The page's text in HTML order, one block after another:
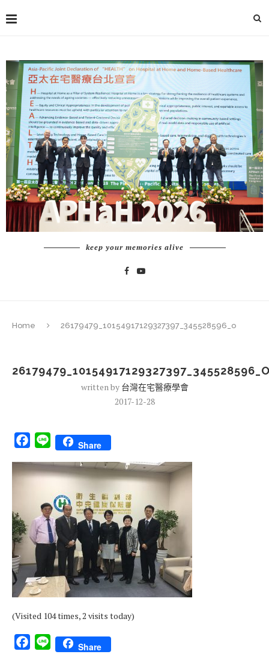
keep your memories alive
Home 26179479_10154917129327397_345528596_o
written by 台灣在宅醫療學會
2017-12-28
Facebook
Line Share
(Visited 104 times, 2 visits today)
Facebook
Line Share